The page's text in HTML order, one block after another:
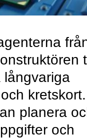
långvariga
kretskort.
planera
och